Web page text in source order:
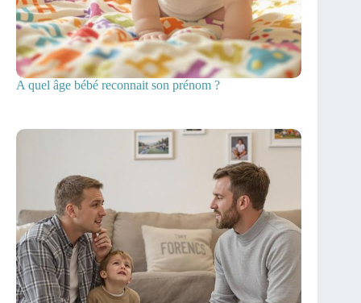
A quel âge bébé reconnait son prénom ?